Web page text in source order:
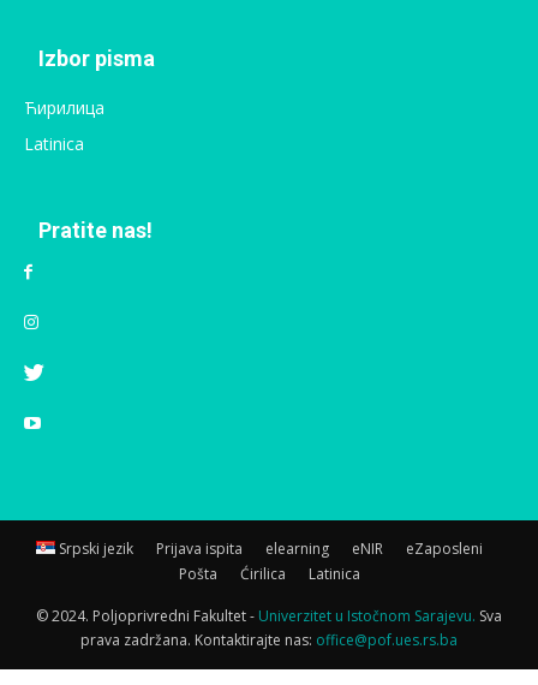
Izbor pisma
Ћирилица
Latinica
Pratite nas!
Srpski jezik Prijava ispita elearning eNIR
eZaposleni
Pošta
Ćirilica Latinica
© 2024. Poljoprivredni Fakultet - Univerzitet u Istočnom Sarajevu. Sva
prava zadržana. Kontaktirajte nas: office@pof.ues.rs.ba